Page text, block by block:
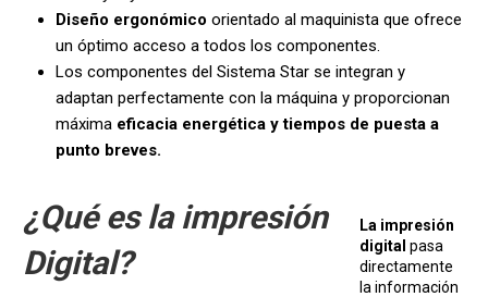
Diseño ergonómico orientado al maquinista que ofrece
un óptimo acceso a todos los componentes.
Los componentes del Sistema Star se integran y
adaptan perfectamente con la máquina y proporcionan
máxima eficacia energética y tiempos de puesta a
punto breves.
¿Qué es la impresión
Digital?
La impresión
digital pasa
directamente
la información